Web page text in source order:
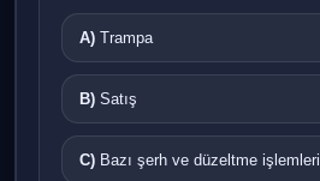
A) Trampa
B) Satış
C) Bazı şerh ve düzeltme işlemleri